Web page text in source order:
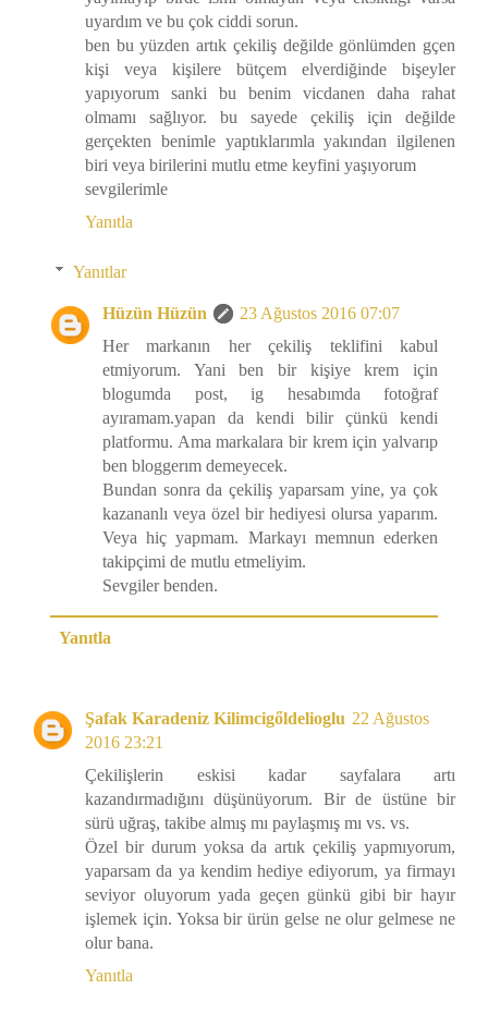
uyardım ve bu çok ciddi sorun.
ben bu yüzden artık çekiliş değilde gönlümden gçen
kişi veya kişilere bütçem elverdiğinde bişeyler
yapıyorum sanki bu benim vicdanen daha rahat
olmamı sağlıyor. bu sayede çekiliş için değilde
gerçekten benimle yaptıklarımla yakından ilgilenen
biri veya birilerini mutlu etme keyfini yaşıyorum
sevgilerimle
Yanıtla
Yanıtlar
Hüzün Hüzün
23 Ağustos 2016 07:07
Her markanın her çekiliş teklifini kabul
etmiyorum. Yani ben bir kişiye krem için
blogumda post, ig hesabımda fotoğraf
ayıramam.yapan da kendi bilir çünkü kendi
platformu. Ama markalara bir krem için yalvarıp
ben bloggerım demeyecek.
Bundan sonra da çekiliş yaparsam yine, ya çok
kazananlı veya özel bir hediyesi olursa yaparım.
Veya hiç yapmam. Markayı memnun ederken
takipçimi de mutlu etmeliyim.
Sevgiler benden.
Yanıtla
Şafak Karadeniz Kilimcigőldelioglu 22 Ağustos
2016 23:21
Çekilişlerin eskisi kadar sayfalara artı
kazandırmadığını düşünüyorum. Bir de üstüne bir
sürü uğraş, takibe almış mı paylaşmış mı vs. vs.
Özel bir durum yoksa da artık çekiliş yapmıyorum,
yaparsam da ya kendim hediye ediyorum, ya firmayı
seviyor oluyorum yada geçen günkü gibi bir hayır
işlemek için. Yoksa bir ürün gelse ne olur gelmese ne
olur bana.
Yanıtla